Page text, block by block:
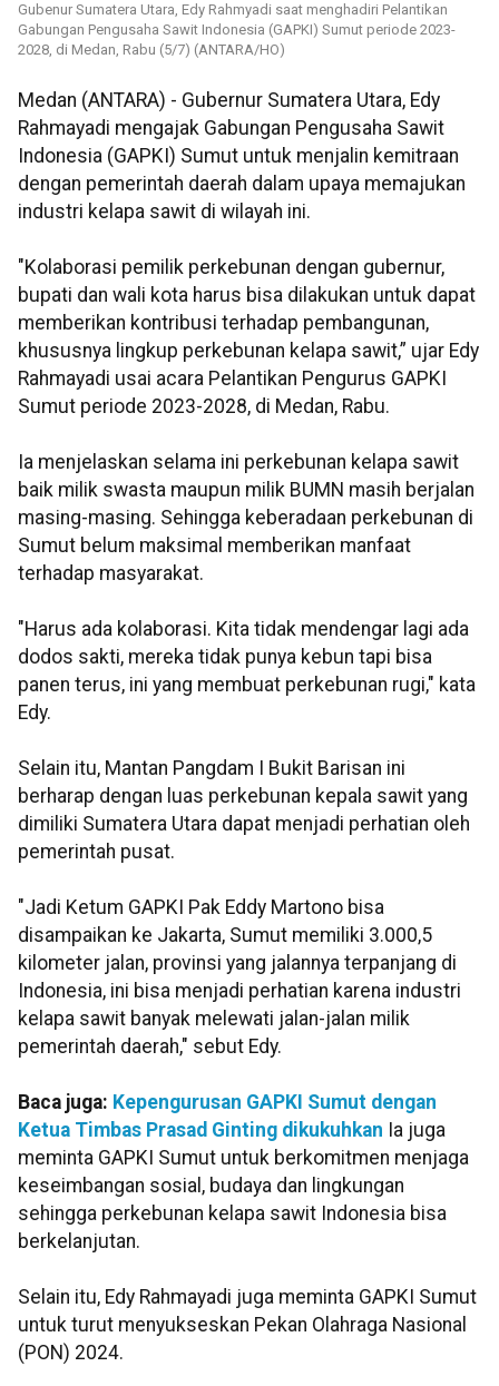
Gubenur Sumatera Utara, Edy Rahmyadi saat menghadiri Pelantikan
Gabungan Pengusaha Sawit Indonesia (GAPKI) Sumut periode 2023-
2028, di Medan, Rabu (5/7) (ANTARA/HO)
Medan (ANTARA) - Gubernur Sumatera Utara, Edy
Rahmayadi mengajak Gabungan Pengusaha Sawit
Indonesia (GAPKI) Sumut untuk menjalin kemitraan
dengan pemerintah daerah dalam upaya memajukan
industri kelapa sawit di wilayah ini.
"Kolaborasi pemilik perkebunan dengan gubernur,
bupati dan wali kota harus bisa dilakukan untuk dapat
memberikan kontribusi terhadap pembangunan,
khususnya lingkup perkebunan kelapa sawit,” ujar Edy
Rahmayadi usai acara Pelantikan Pengurus GAPKI
Sumut periode 2023-2028, di Medan, Rabu.
Ia menjelaskan selama ini perkebunan kelapa sawit
baik milik swasta maupun milik BUMN masih berjalan
masing-masing. Sehingga keberadaan perkebunan di
Sumut belum maksimal memberikan manfaat
terhadap masyarakat.
"Harus ada kolaborasi. Kita tidak mendengar lagi ada
dodos sakti, mereka tidak punya kebun tapi bisa
panen terus, ini yang membuat perkebunan rugi," kata
Edy.
Selain itu, Mantan Pangdam I Bukit Barisan ini
berharap dengan luas perkebunan kepala sawit yang
dimiliki Sumatera Utara dapat menjadi perhatian oleh
pemerintah pusat.
"Jadi Ketum GAPKI Pak Eddy Martono bisa
disampaikan ke Jakarta, Sumut memiliki 3.000,5
kilometer jalan, provinsi yang jalannya terpanjang di
Indonesia, ini bisa menjadi perhatian karena industri
kelapa sawit banyak melewati jalan-jalan milik
pemerintah daerah," sebut Edy.
Baca juga: Kepengurusan GAPKI Sumut dengan
Ketua Timbas Prasad Ginting dikukuhkan Ia juga
meminta GAPKI Sumut untuk berkomitmen menjaga
keseimbangan sosial, budaya dan lingkungan
sehingga perkebunan kelapa sawit Indonesia bisa
berkelanjutan.
Selain itu, Edy Rahmayadi juga meminta GAPKI Sumut
untuk turut menyukseskan Pekan Olahraga Nasional
(PON) 2024.